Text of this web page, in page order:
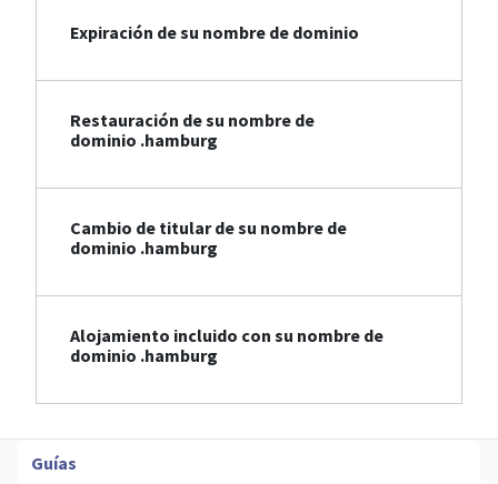
Expiración de su nombre de dominio
Restauración de su nombre de
dominio .hamburg
Cambio de titular de su nombre de
dominio .hamburg
Alojamiento incluido con su nombre de
dominio .hamburg
Guías